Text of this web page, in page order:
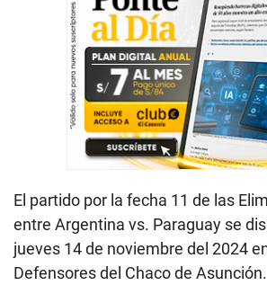
El partido por la fecha 11 de las
entre Argentina vs. Paraguay se
jueves 14 de noviembre del 2024
Defensores del Chaco de Asunción.